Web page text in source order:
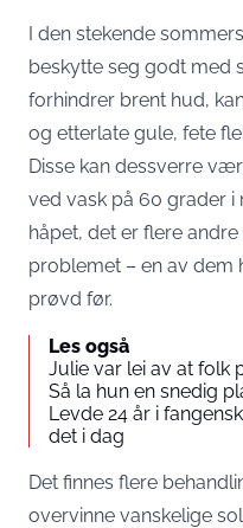
I den stekende
beskytte seg godt med
forhindrer brent hud,
og etterlate gule, fete
Disse kan dessverre
ved vask på 60 grader i
håpet, det er flere
problemet – en av dem
prøvd før.
Les også
Julie var lei av at folk
Så la hun en snedig
Levde 24 år i
det i dag
Det finnes flere
overvinne vanskelige